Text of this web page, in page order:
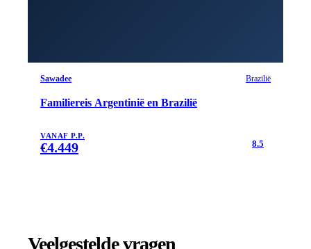
Sawadee Brazilië
Familiereis Argentinië en Brazilië
VANAF P.P.
€4.449 8.5
Veelgestelde vragen